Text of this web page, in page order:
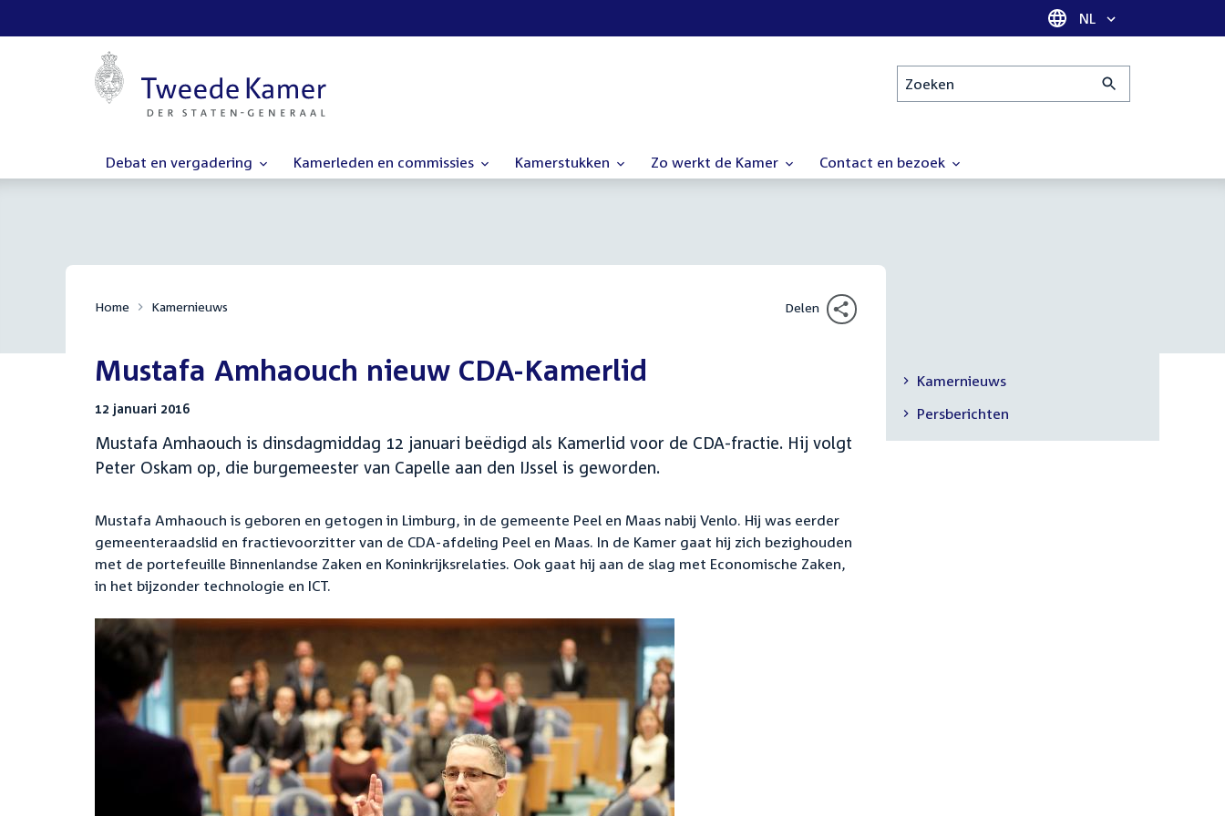
Taal selectie
NL
Zoeken
Debat en vergadering Kamerleden en commissies Kamerstukken Zo werkt de Kamer Contact en bezoek
Home Kamernieuws Delen
Mustafa Amhaouch nieuw CDA-Kamerlid
12 januari 2016
Mustafa Amhaouch is dinsdagmiddag 12 januari beëdigd als Kamerlid voor de CDA-fractie. Hij volgt
Peter Oskam op, die burgemeester van Capelle aan den IJssel is geworden.
Mustafa Amhaouch is geboren en getogen in Limburg, in de gemeente Peel en Maas nabij Venlo. Hij was eerder
gemeenteraadslid en fractievoorzitter van de CDA-afdeling Peel en Maas. In de Kamer gaat hij zich bezighouden
met de portefeuille Binnenlandse Zaken en Koninkrijksrelaties. Ook gaat hij aan de slag met Economische Zaken,
in het bijzonder technologie en ICT.
Secundaire
navigatie
Kamernieuws
Persberichten